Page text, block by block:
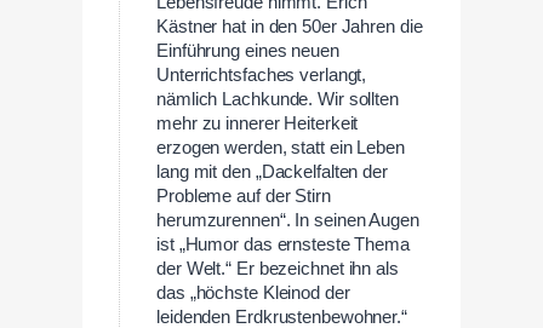
Kästner hat in den 50er Jahren die
Einführung eines neuen
Unterrichtsfaches verlangt,
nämlich Lachkunde. Wir sollten
mehr zu innerer Heiterkeit
erzogen werden, statt ein Leben
lang mit den „Dackelfalten der
Probleme auf der Stirn
herumzurennen“. In seinen Augen
ist „Humor das ernsteste Thema
der Welt.“ Er bezeichnet ihn als
das „höchste Kleinod der
leidenden Erdkrustenbewohner.“